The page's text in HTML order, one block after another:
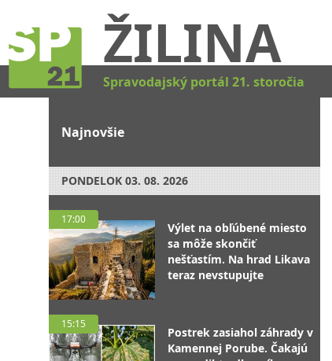
ŽILINA
Spravodajský portál 21. storočia
Najnovšie
PONDELOK 03. 08. 2026
17:00
Výlet na obľúbené miesto
sa môže skončiť
nešťastím. Na hrad Likava
teraz nevstupujte
15:15
Postrek zasiahol záhrady v
Kamennej Porube. Čakajú